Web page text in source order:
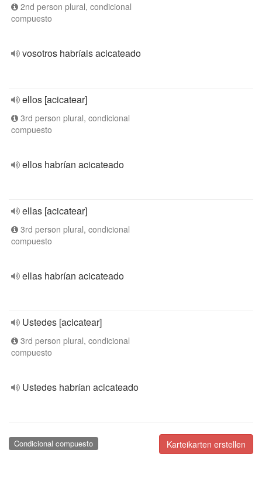
2nd person plural, condicional
compuesto
vosotros habríais acicateado
ellos [acicatear]
3rd person plural, condicional
compuesto
ellos habrían acicateado
ellas [acicatear]
3rd person plural, condicional
compuesto
ellas habrían acicateado
Ustedes [acicatear]
3rd person plural, condicional
compuesto
Ustedes habrían acicateado
Karteikarten erstellen
Condicional compuesto